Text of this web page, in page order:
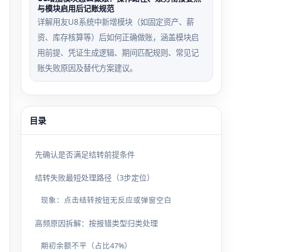
与模块启用后记账规范
详解用友U8系统中新增模块（如固定资产、薪
资、库存核算等）后如何正确做账，涵盖模块启
用前提、凭证生成逻辑、期间匹配规则、常见记
账失败原因及替代方案建议。
目录
先确认是否满足结转前提条件
结转失败最短处理路径（3步定位）
现象：点击结转按钮无反应或弹窗空白
高频原因拆解：按报错类型归类处理
期初余额不平（占比47%）